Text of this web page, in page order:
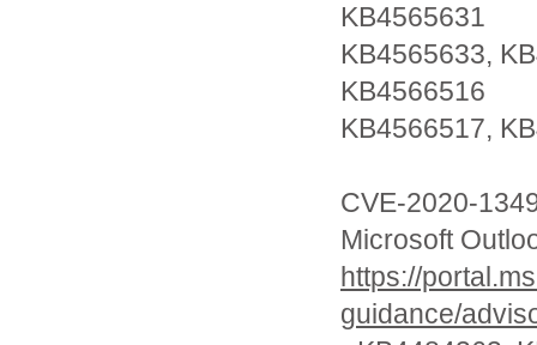
KB4565631
KB4565633,
KB4566516
KB4566517,
CVE-2020-
Microsoft
https://
guidance/